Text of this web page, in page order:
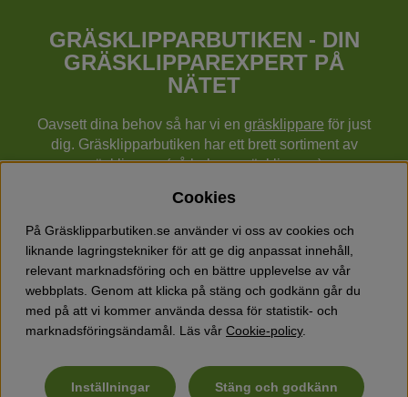
GRÄSKLIPPARBUTIKEN - DIN
GRÄSKLIPPAREXPERT PÅ
NÄTET
Oavsett dina behov så har vi en gräsklippare för just
dig. Gräsklipparbutiken har ett brett sortiment av
gräsklippare (gå bakom gräsklippare),
cylindergräsklippare, traktorer mm från Husqvarna,
Klippo och Gardena.
Utöver gräsklippare finns också ett brett sortiment hos
Gräsklipparbutiken med skog & trädgårdsprodukter så
som grästrimmers, röjsågar, motorsågar, häcksaxar,
jordfräsar, lövblåsar, snöslungor, vertikalskärare, elverk,
skyddsutrustning, kläder, oljor, barnleksaker mm.
Cookies
På Gräsklipparbutiken.se använder vi oss av cookies och
liknande lagringstekniker för att ge dig anpassat innehåll,
relevant marknadsföring och en bättre upplevelse av vår
webbplats. Genom att klicka på stäng och godkänn går du
med på att vi kommer använda dessa för statistik- och
marknadsföringsändamål. Läs vår Cookie-policy.
Inställningar Stäng och godkänn